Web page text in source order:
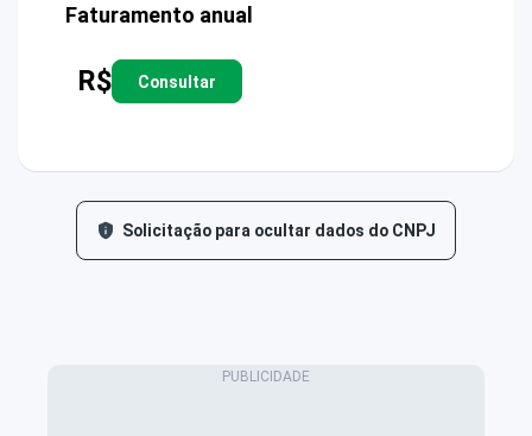
Faturamento anual
R$ Consultar
Solicitação para ocultar dados do CNPJ